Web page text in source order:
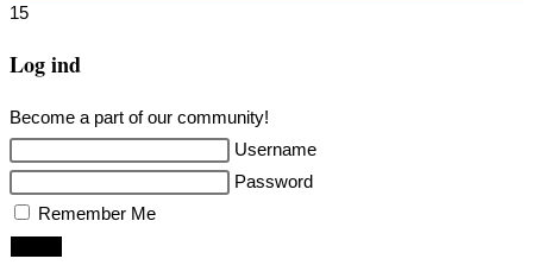
15
Log ind
Become a part of our community!
Username
Password
Remember Me